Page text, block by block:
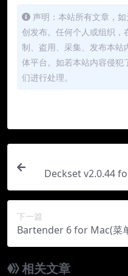
声明：本站所有文章，
创发布。任何个人或组织，
制、盗用、采集、发布本站
体平台。如若本站内容侵犯
们进行处理。
Deckset v2.0.44
下一篇
Bartender 6 for Mac(菜
中文汉化版
相关文章